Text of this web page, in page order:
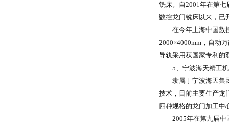
铣床。自2001年在第
数控龙门铣床以来，已
在今年上海中国数控
2000×4000mm，自动
导轨采用获国家专利的
5、宁波海天精工机
隶属于宁波海天集团
技术，目前主要生产龙
四种规格的龙门加工中
2005年在第九届中国